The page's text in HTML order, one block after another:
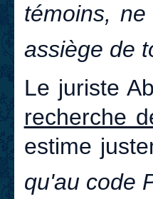
témoins,
assiège de
Le juriste
recherche
estime
qu'au code